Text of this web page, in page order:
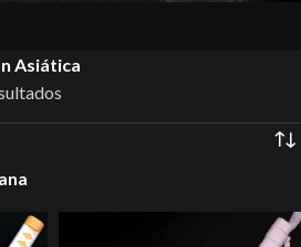
Asiática